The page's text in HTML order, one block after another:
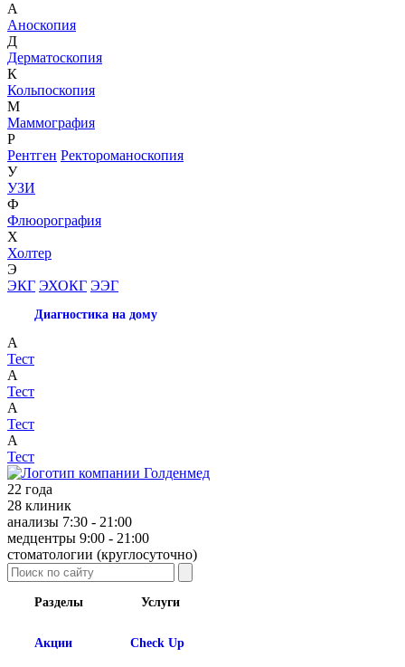
А
Аноскопия
Д
Дерматоскопия
К
Кольпоскопия
М
Маммография
Р
Рентген Ректороманоскопия
У
УЗИ
Ф
Флюорография
Х
Холтер
Э
ЭКГ ЭХОКГ ЭЭГ
Диагностика на дому
А
Тест
А
Тест
А
Тест
А
Тест
22 года
28 клиник
анализы 7:30 - 21:00
медцентры 9:00 - 21:00
cтоматологии (круглосуточно)
Разделы Услуги
Акции Check Up